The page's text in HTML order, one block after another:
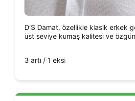
D’S Damat, özellikle klasik erkek
üst seviye kumaş kalitesi ve
3 artı / 1 eksi